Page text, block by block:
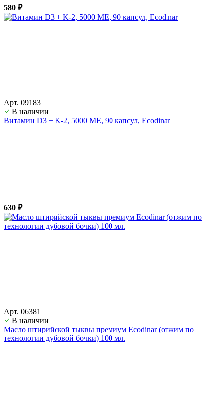
580 ₽
Арт. 09183
В наличии
Витамин D3 + K-2, 5000 ME, 90 капсул, Ecodinar
630 ₽
Арт. 06381
В наличии
Масло штирийской тыквы премиум Ecodinar (отжим по
технологии дубовой бочки) 100 мл.